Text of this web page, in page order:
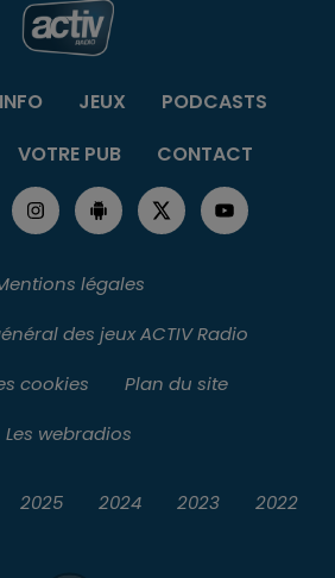
JEUX
PODCASTS
VOTRE PUB CONTACT
légales
des jeux ACTIV Radio
cookies
Plan du site
Les webradios
2025 2024 2023 2022